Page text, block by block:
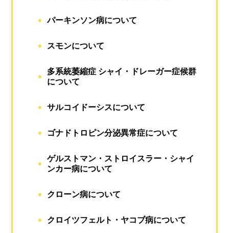
パーキンソン病について
スモンについて
多系統萎縮症 シャイ・ドレーガー症候群
について
サルコイドーシスについて
ゴナドトロピン分泌異常症について
ゲルストマン・ストロイスラー・シャイ
ンカー病について
クローン病について
クロイツフェルト・ヤコブ病について